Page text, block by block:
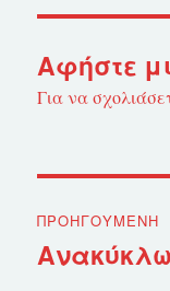
Αφήστε
Για να
άρθρων
ΠΡΟΗΓΟΎΜΕΝΗ
Προηγούμενο